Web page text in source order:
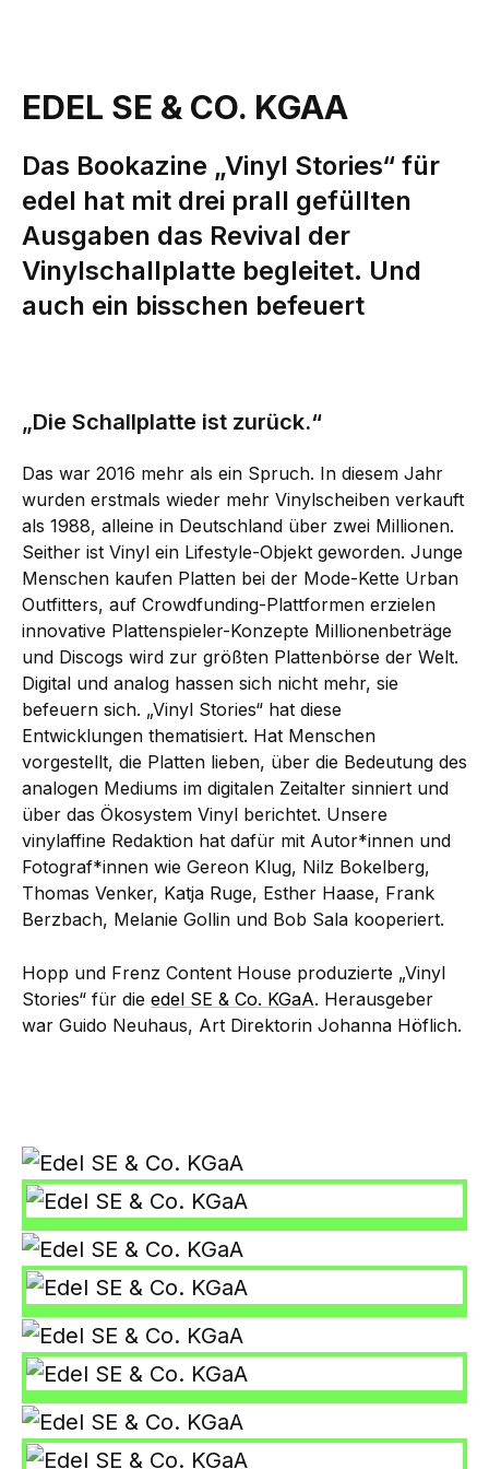
EDEL SE & CO. KGAA
Das Bookazine „Vinyl Stories“ für
edel hat mit drei prall gefüllten
Ausgaben das Revival der
Vinylschallplatte begleitet. Und
auch ein bisschen befeuert
„Die Schallplatte ist zurück.“
Das war 2016 mehr als ein Spruch. In diesem Jahr
wurden erstmals wieder mehr Vinylscheiben verkauft
als 1988, alleine in Deutschland über zwei Millionen.
Seither ist Vinyl ein Lifestyle-Objekt geworden. Junge
Menschen kaufen Platten bei der Mode-Kette Urban
Outfitters, auf Crowdfunding-Plattformen erzielen
innovative Plattenspieler-Konzepte Millionenbeträge
und Discogs wird zur größten Plattenbörse der Welt.
Digital und analog hassen sich nicht mehr, sie
befeuern sich. „Vinyl Stories“ hat diese
Entwicklungen thematisiert. Hat Menschen
vorgestellt, die Platten lieben, über die Bedeutung des
analogen Mediums im digitalen Zeitalter sinniert und
über das Ökosystem Vinyl berichtet. Unsere
vinylaffine Redaktion hat dafür mit Autor*innen und
Fotograf*innen wie Gereon Klug, Nilz Bokelberg,
Thomas Venker, Katja Ruge, Esther Haase, Frank
Berzbach, Melanie Gollin und Bob Sala kooperiert.
Hopp und Frenz Content House produzierte „Vinyl
Stories“ für die edel SE & Co. KGaA. Herausgeber
war Guido Neuhaus, Art Direktorin Johanna Höflich.